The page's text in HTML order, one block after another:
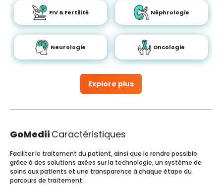
Explore plus
FIV & Fertilité Néphrologie
Neurologie Oncologie
GoMedii Caractéristiques
Faciliter le traitement du patient, ainsi que le rendre possible
grâce à des solutions axées sur la technologie, un système de
soins aux patients et une transparence à chaque étape du
parcours de traitement.